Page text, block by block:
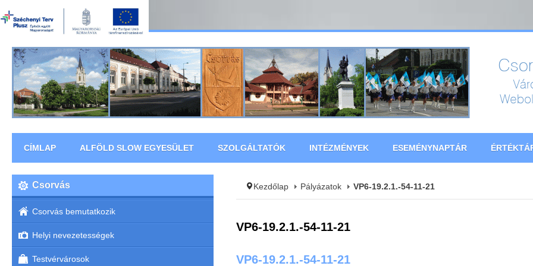
CÍMLAP ALFÖLD SLOW EGYESÜLET SZOLGÁLTATÓK INTÉZMÉNYEK ESEMÉNYNAPTÁR
Kezdőlap Pályázatok VP6-19.2.1.-54-11-21
VP6-19.2.1.-54-11-21
VP6-19.2.1.-54-11-21
Csorvás
Csorvás bemutatkozik
Helyi nevezetességek
Testvérvárosok